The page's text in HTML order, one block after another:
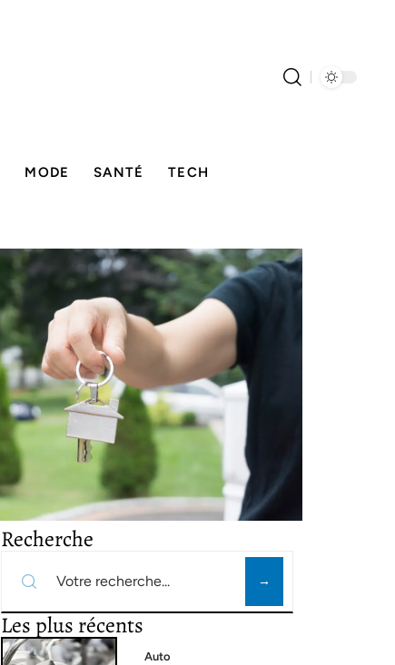
MODE SANTÉ TECH
Recherche
Les plus récents
Auto